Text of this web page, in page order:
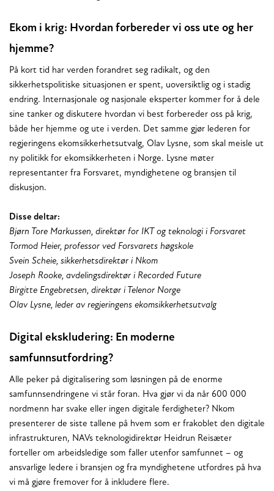
Ekom i krig: Hvordan forbereder vi oss ute og her
hjemme?
På kort tid har verden forandret seg radikalt, og den
sikkerhetspolitiske situasjonen er spent, uoversiktlig og i stadig
endring. Internasjonale og nasjonale eksperter kommer for å dele
sine tanker og diskutere hvordan vi best forbereder oss på krig,
både her hjemme og ute i verden. Det samme gjør lederen for
regjeringens ekomsikkerhetsutvalg, Olav Lysne, som skal meisle ut
ny politikk for ekomsikkerheten i Norge. Lysne møter
representanter fra Forsvaret, myndighetene og bransjen til
diskusjon.
Disse deltar:
Bjørn Tore Markussen, direktør for IKT og teknologi i Forsvaret
Tormod Heier, professor ved Forsvarets høgskole
Svein Scheie, sikkerhetsdirektør i Nkom
Joseph Rooke, avdelingsdirektør i Recorded Future
Birgitte Engebretsen, direktør i Telenor Norge
Olav Lysne, leder av regjeringens ekomsikkerhetsutvalg
Digital ekskludering: En moderne
samfunnsutfordring?
Alle peker på digitalisering som løsningen på de enorme
samfunnsendringene vi står foran. Hva gjør vi da når 600 000
nordmenn har svake eller ingen digitale ferdigheter? Nkom
presenterer de siste tallene på hvem som er frakoblet den digitale
infrastrukturen, NAVs teknologidirektør Heidrun Reisæter
forteller om arbeidsledige som faller utenfor samfunnet – og
ansvarlige ledere i bransjen og fra myndighetene utfordres på hva
vi må gjøre fremover for å inkludere flere.